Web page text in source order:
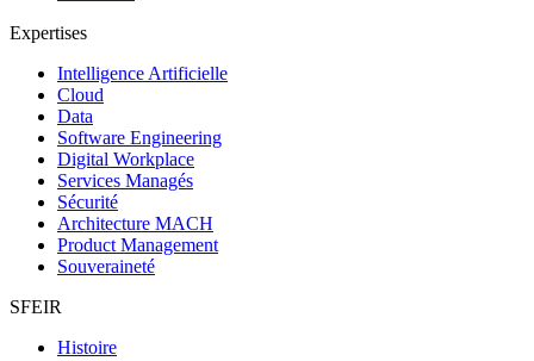
Expertises
Intelligence Artificielle
Cloud
Data
Software Engineering
Digital Workplace
Services Managés
Sécurité
Architecture MACH
Product Management
Souveraineté
SFEIR
Histoire